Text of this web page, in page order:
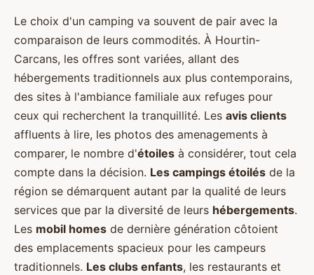
Le choix d'un camping va souvent de pair avec la
comparaison de leurs commodités. À Hourtin-
Carcans, les offres sont variées, allant des
hébergements traditionnels aux plus contemporains,
des sites à l'ambiance familiale aux refuges pour
ceux qui recherchent la tranquillité. Les avis clients
affluents à lire, les photos des amenagements à
comparer, le nombre d'étoiles à considérer, tout cela
compte dans la décision. Les campings étoilés de la
région se démarquent autant par la qualité de leurs
services que par la diversité de leurs hébergements.
Les mobil homes de dernière génération côtoient
des emplacements spacieux pour les campeurs
traditionnels. Les clubs enfants, les restaurants et